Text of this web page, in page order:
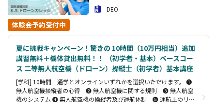
DEO
体験会予約受付中
夏に挑戦キャンペーン！驚きの 10時間（10万円相当）追加
講習無料＋機体貸出無料！！ （初学者・基本）ベースコー
ス 二等無人航空機（ドローン）操縦士（初学者）基本講座
[学科] 10時間 通学とオンラインいずれかを選択いただけます。 ❶
無人航空機操縦者の心得 ❷ 無人航空機に関する規則 ❸ 無人航空
機のシステム ❹ 無人航空機の操縦者及び運航体制 ❺ 運航上のリ